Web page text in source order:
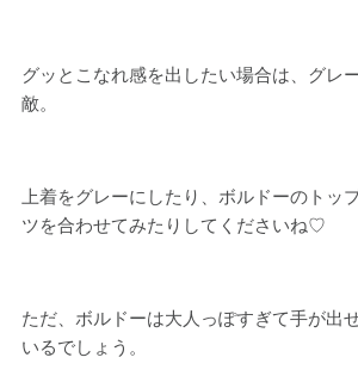
グッとこなれ感を出したい場合は、グレ
敵。
上着をグレーにしたり、ボルドーのトッ
ツを合わせてみたりしてくださいね♡
ただ、ボルドーは大人っぽすぎて手が出
いるでしょう。